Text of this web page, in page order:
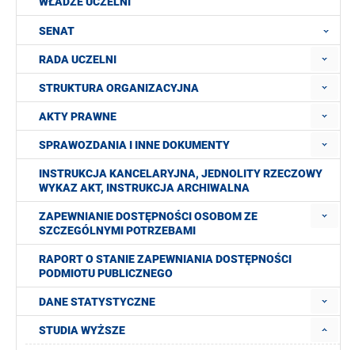
SENAT
RADA UCZELNI
STRUKTURA ORGANIZACYJNA
AKTY PRAWNE
SPRAWOZDANIA I INNE DOKUMENTY
INSTRUKCJA KANCELARYJNA, JEDNOLITY RZECZOWY
WYKAZ AKT, INSTRUKCJA ARCHIWALNA
ZAPEWNIANIE DOSTĘPNOŚCI OSOBOM ZE
SZCZEGÓLNYMI POTRZEBAMI
RAPORT O STANIE ZAPEWNIANIA DOSTĘPNOŚCI
PODMIOTU PUBLICZNEGO
DANE STATYSTYCZNE
STUDIA WYŻSZE